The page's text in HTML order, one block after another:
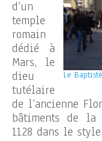
Le
d’un
temple
romain
dédié à
Mars, le
dieu
tutélaire
de l’ancienne
bâtiments de
1128 dans le